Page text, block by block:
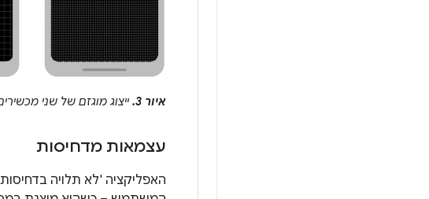
איור 3. ייצוג מוגזם של שני
עצמאות מדחיסות
האפליקציה 'לא תלויה